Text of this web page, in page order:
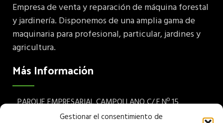
Gestionar el consentimiento de
Empresa de venta y reparación de máquina forestal
y jardinería. Disponemos de una amplia gama de
maquinaria para profesional, particular, jardines y
agricultura.
Más Información
PARQUE EMPRESARIAL CAMPOLLANO C/ F Nº 15
Albacete 02007 España